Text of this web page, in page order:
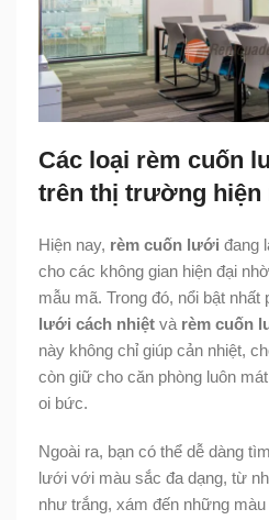
Các loại rèm cuốn
trên thị trường hiện
Hiện nay, rèm cuốn lưới đang
cho các không gian hiện đại
mẫu mã. Trong đó, nổi bật nhất
lưới cách nhiệt và rèm cuốn
này không chỉ giúp cản nhiệt,
còn giữ cho căn phòng luôn
oi bức.
Ngoài ra, bạn có thể dễ dàng
lưới với màu sắc đa dạng, từ
như trắng, xám đến những